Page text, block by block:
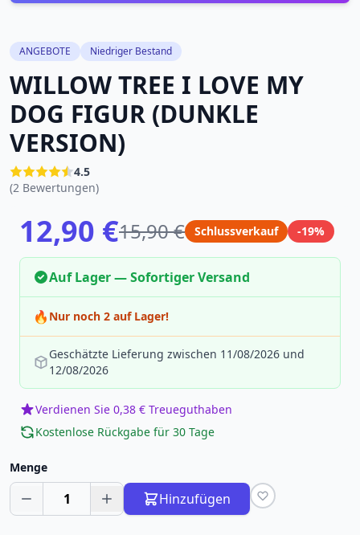
ANGEBOTE Niedriger Bestand
WILLOW TREE I LOVE MY
DOG FIGUR (DUNKLE
VERSION)
4.5
(2 Bewertungen)
12,90 €15,90 € Schlussverkauf -19%
Auf Lager — Sofortiger Versand
🔥 Nur noch 2 auf Lager!
Geschätzte Lieferung zwischen 11/08/2026 und
12/08/2026
Verdienen Sie 0,38 € Treueguthaben
Kostenlose Rückgabe für 30 Tage
Menge
1 Hinzufügen